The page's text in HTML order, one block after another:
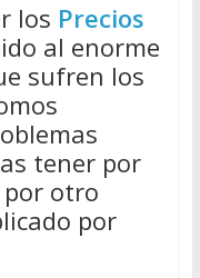
los Precios
al enorme
sufren los
tener por
otro
por